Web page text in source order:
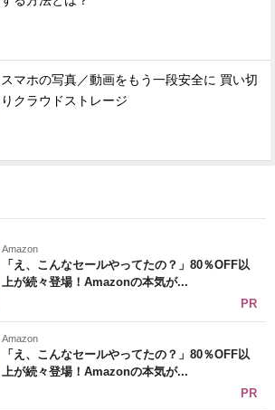
スマホの写真／動画をもう一段安全に 買い切
りクラウドストレージ
Amazon
「え、こんなセールやってたの？」80％OFF以
上が続々登場！Amazonの本気が...
PR
Amazon
「え、こんなセールやってたの？」80％OFF以
上が続々登場！Amazonの本気が...
PR